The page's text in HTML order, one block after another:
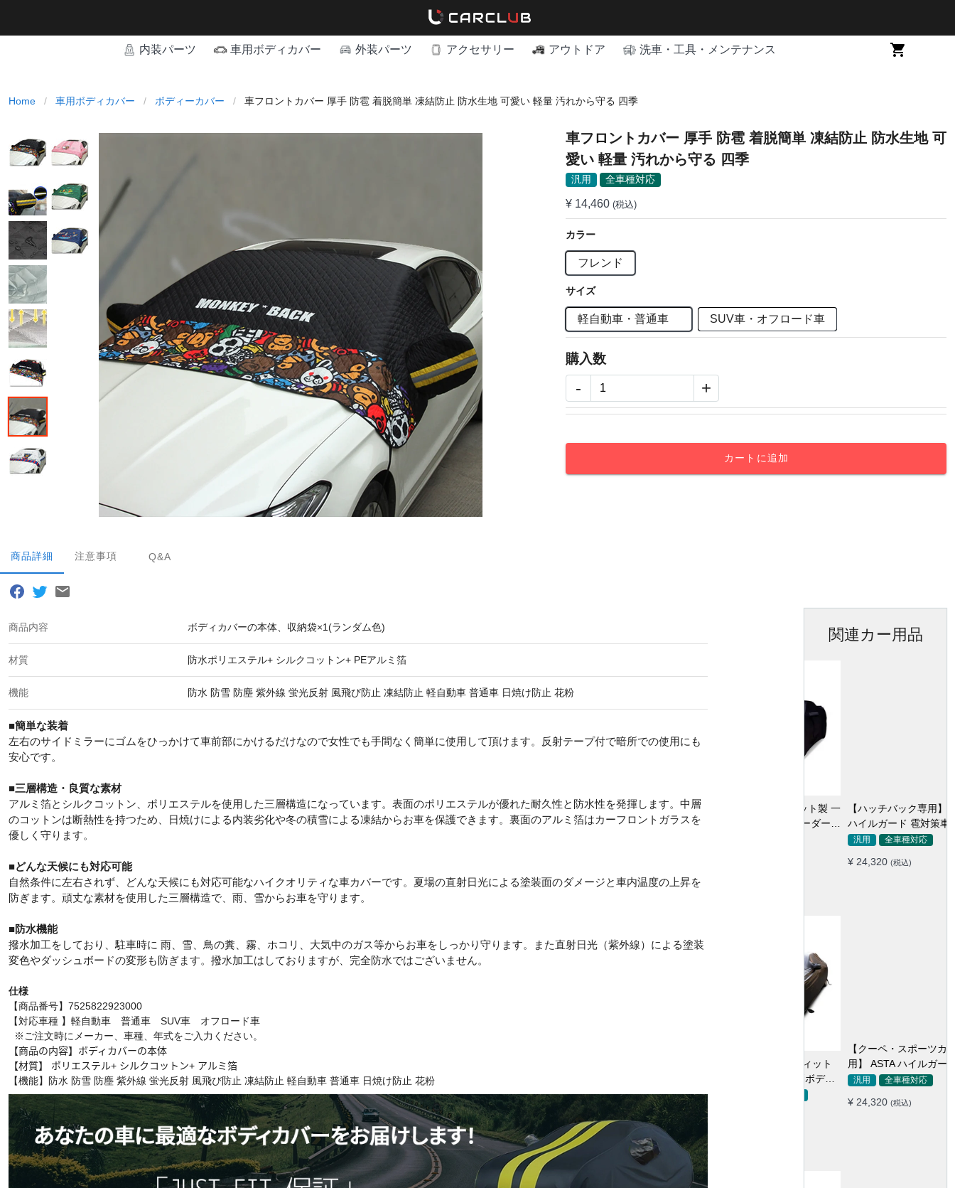
内装パーツ 車用ボディカバー 外装パーツ アクセサリー アウトドア 洗車・工具・メンテナンス
Home / 車用ボディカバー / ボディーカバー / 車フロントカバー 厚手 防雹 着脱簡単 凍結防止 防水生地 可愛い 軽量 汚れから守る 四季
車フロントカバー 厚手 防雹 着脱簡単 凍結防止 防水生地 可
愛い 軽量 汚れから守る 四季
汎用 全車種対応
¥ 14,460 (税込)
カラー
フレンド
サイズ
軽自動車・普通車 SUV車・オフロード車
購入数
- +
カートに追加
商品詳細 注意事項 Q&A
商品内容 ボディカバーの本体、収納袋×1(ランダム色)
材質 防水ポリエステル+ シルクコットン+ PEアルミ箔
機能 防水 防雪 防塵 紫外線 蛍光反射 風飛び防止 凍結防止 軽自動車 普通車 日焼け防止 花粉
■簡単な装着
左右のサイドミラーにゴムをひっかけて車前部にかけるだけなので女性でも手間なく簡単に使用して頂けます。反射テープ付で暗所での使用にも
安心です。
■三層構造・良質な素材
アルミ箔とシルクコットン、ポリエステルを使用した三層構造になっています。表面のポリエステルが優れた耐久性と防水性を発揮します。中層
のコットンは断熱性を持つため、日焼けによる内装劣化や冬の積雪による凍結からお車を保護できます。裏面のアルミ箔はカーフロントガラスを
優しく守ります。
■どんな天候にも対応可能
自然条件に左右されず、どんな天候にも対応可能なハイクオリティな車カバーです。夏場の直射日光による塗装面のダメージと車内温度の上昇を
防ぎます。頑丈な素材を使用した三層構造で、雨、雪からお車を守ります。
■防水機能
撥水加工をしており、駐車時に 雨、雪、鳥の糞、霧、ホコリ、大気中のガス等からお車をしっかり守ります。また直射日光（紫外線）による塗装
変色やダッシュボードの変形も防ぎます。撥水加工はしておりますが、完全防水ではございません。
仕様
【商品番号】7525822923000
【対応車種 】軽自動車 普通車 SUV車 オフロード車
※ご注文時にメーカー、車種、年式をご入力ください。
【商品の内容】ボディカバーの本体
【材質】
ポリエステル+ シルクコットン+ アルミ箔
【機能】防水 防雪 防塵 紫外線 蛍光反射 風飛び防止 凍結防止 軽自動車 普通車 日焼け防止 花粉
関連カー用品
【ハッチバック専用】 ASTA
ハイルガード 雹対策車両ボデ
ィカバー 5層構造 雹対策 厚手
ロープ付き
全車種対応
(税込)
【クーペ・スポーツカー専
用】 ASTA ハイルガード 雹対
策車両ボディカバー 5層構造
風 極厚 防風ロープ付き
汎用 全車種対応
(税込)